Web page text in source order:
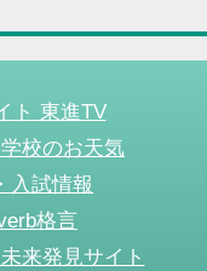
ト 東進TV
校のお天気
入試情報
格言
来発見サイト